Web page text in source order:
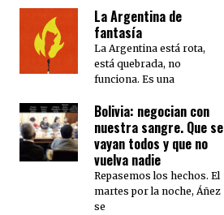
La Argentina de
fantasía
La Argentina está rota,
está quebrada, no
funciona. Es una
Bolivia: negocian con
nuestra sangre. Que se
vayan todos y que no
vuelva nadie
Repasemos los hechos. El
martes por la noche, Áñez
se